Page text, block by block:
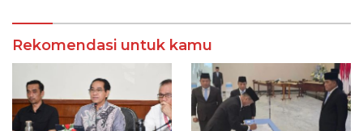
Rekomendasi untuk kamu